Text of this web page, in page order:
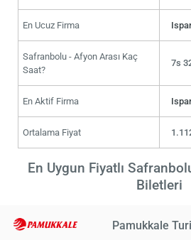
En Ucuz Firma
Safranbolu - Afyon Arası Kaç
Saat?
7s
En Aktif Firma
Ortalama Fiyat
En Uygun Fiyatlı
Biletleri
Pamukkale